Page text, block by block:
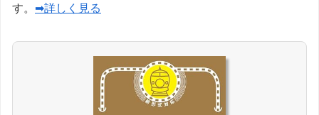
す。 ➡詳しく見る